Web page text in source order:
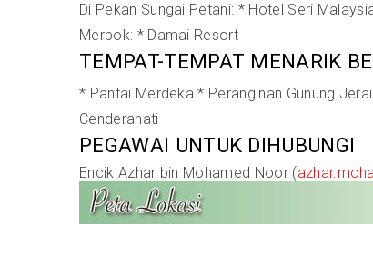
Di Pekan Sungai Petani: * Hotel Seri
Merbok: * Damai Resort
TEMPAT-TEMPAT MENARIK
* Pantai Merdeka * Peranginan Gunung
Cenderahati
PEGAWAI UNTUK DIHUBUNGI
Encik Azhar bin Mohamed Noor (